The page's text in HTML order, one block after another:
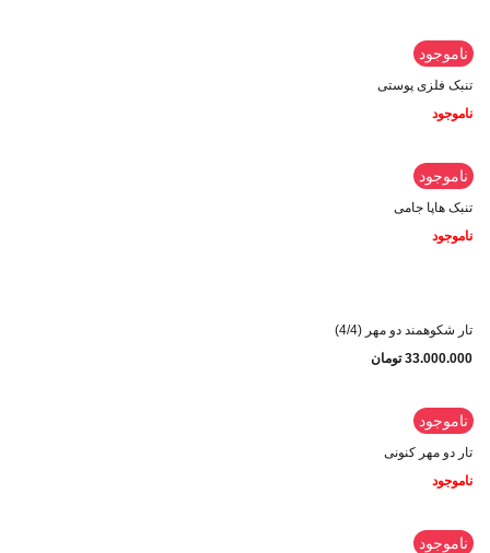
ناموجود
تنبک فلزی پوستی
ناموجود
ناموجود
تنبک هاپا جامی
ناموجود
تار شکوهمند دو مهر (4/4)
33.000.000 تومان
ناموجود
تار دو مهر کنونی
ناموجود
ناموجود